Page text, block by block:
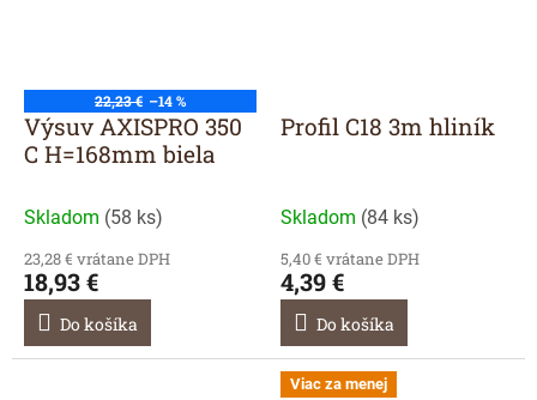
22,23 € –14 %
Výsuv AXISPRO 350
C H=168mm biela
Skladom (58 ks)
23,28 € vrátane DPH
18,93 €
Do košíka
Profil C18 3m hliník
Skladom (84 ks)
5,40 € vrátane DPH
4,39 €
Do košíka
Viac za menej